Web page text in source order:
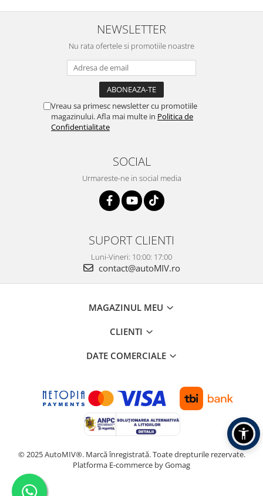
NEWSLETTER
Nu rata ofertele si promotiile noastre
Vreau sa primesc newsletter cu promotiile
magazinului. Afla mai multe in Politica de
Confidentialitate
SOCIAL
Urmareste-ne in social media
SUPORT CLIENTI
Luni-Vineri: 10:00: 17:00
contact@autoMIV.ro
MAGAZINUL MEU
CLIENTI
DATE COMERCIALE
© 2025 AutoMIV®. Marcă înregistrată. Toate drepturile rezervate.
Platforma E-commerce by Gomag